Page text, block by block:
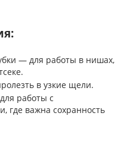
— для работы в нишах,
в узкие щели.
работы с
где важна сохранность